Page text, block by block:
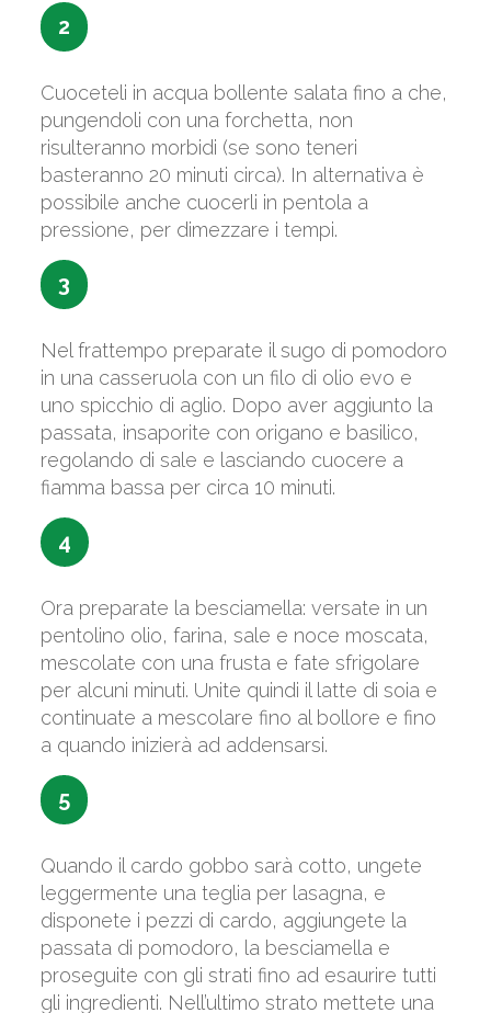
2
Cuoceteli in acqua bollente salata fino a che,
pungendoli con una forchetta, non
risulteranno morbidi (se sono teneri
basteranno 20 minuti circa). In alternativa è
possibile anche cuocerli in pentola a
pressione, per dimezzare i tempi.
3
Nel frattempo preparate il sugo di pomodoro
in una casseruola con un filo di olio evo e
uno spicchio di aglio. Dopo aver aggiunto la
passata, insaporite con origano e basilico,
regolando di sale e lasciando cuocere a
fiamma bassa per circa 10 minuti.
4
Ora preparate la besciamella: versate in un
pentolino olio, farina, sale e noce moscata,
mescolate con una frusta e fate sfrigolare
per alcuni minuti. Unite quindi il latte di soia e
continuate a mescolare fino al bollore e fino
a quando inizierà ad addensarsi.
5
Quando il cardo gobbo sarà cotto, ungete
leggermente una teglia per lasagna, e
disponete i pezzi di cardo, aggiungete la
passata di pomodoro, la besciamella e
proseguite con gli strati fino ad esaurire tutti
gli ingredienti. Nell’ultimo strato mettete una